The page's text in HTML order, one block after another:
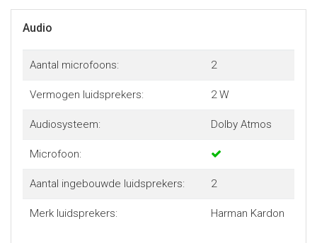
Audio
Aantal microfoons: 2
Vermogen luidsprekers: 2 W
Audiosysteem: Dolby Atmos
Microfoon:
Aantal ingebouwde luidsprekers: 2
Merk luidsprekers: Harman Kardon